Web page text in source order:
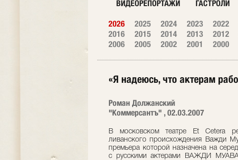
ВИДЕОРЕПОРТАЖИ ГАСТРОЛИ
2026 2025 2024 2023 2022
2016
2015 2014 2013 2012
2006
2005 2002 2001 2000
«Я надеюсь, что актерам
Роман Должанский
"Коммерсантъ" , 02.03.2007
В московском театре Et Cetera
ливанского происхождения Важди
премьера которой назначена на
с русскими актерами ВАЖДИ